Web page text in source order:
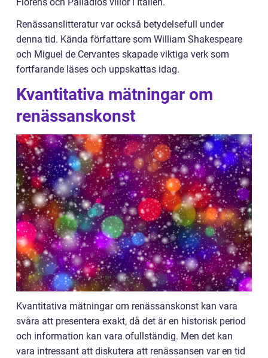
Renässanslitteratur var också betydelsefull under
denna tid. Kända författare som William Shakespeare
och Miguel de Cervantes skapade viktiga verk som
fortfarande läses och uppskattas idag.
Kvantitativa mätningar om
renässanskonst
Kvantitativa mätningar om renässanskonst kan vara
svåra att presentera exakt, då det är en historisk period
och information kan vara ofullständig. Men det kan
vara intressant att diskutera att renässansen var en tid